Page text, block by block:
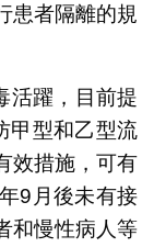
患者隔離的規
活躍，目前提
甲型和乙型流
效措施，可有
9月後未有接
和慢性病人等